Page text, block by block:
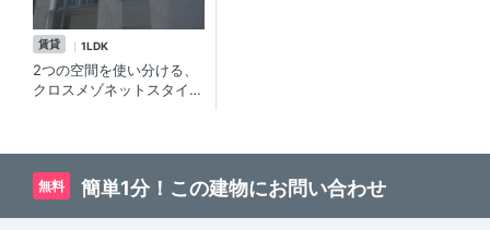
賃貸 1LDK
2つの空間を使い分ける、
クロスメゾネットスタイ
無料 簡単1分！この建物にお問い合わせ